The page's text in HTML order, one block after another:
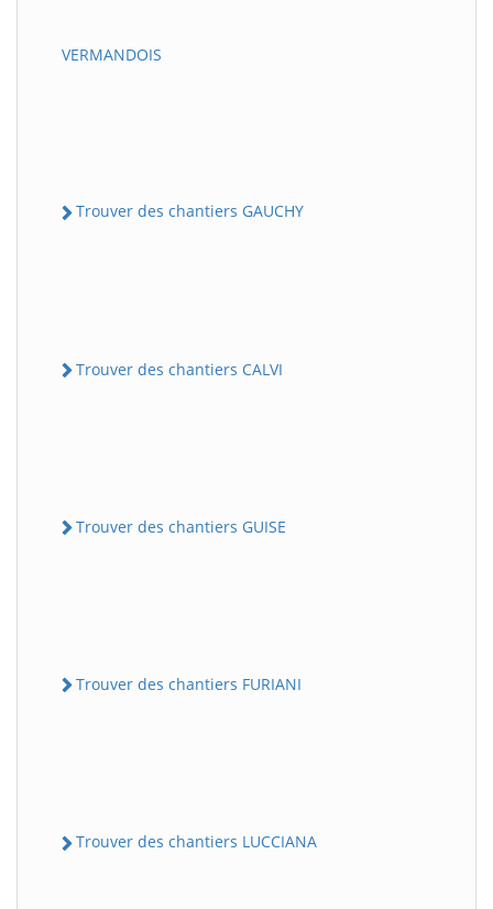
VERMANDOIS
Trouver des chantiers GAUCHY
Trouver des chantiers CALVI
Trouver des chantiers GUISE
Trouver des chantiers FURIANI
Trouver des chantiers LUCCIANA